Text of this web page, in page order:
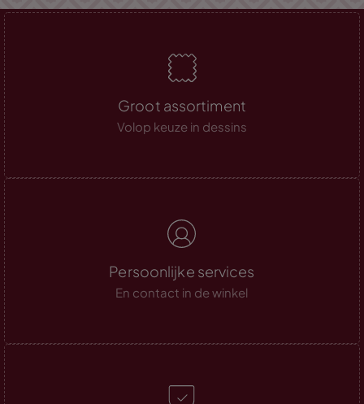
Groot assortiment
Volop keuze in dessins
Persoonlijke services
En contact in de winkel